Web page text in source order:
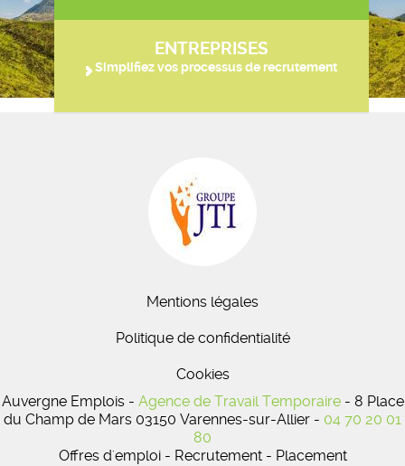
ENTREPRISES
Simplifiez vos processus de recrutement
Mentions légales
Politique de confidentialité
Cookies
Auvergne Emplois - Agence de Travail Temporaire- 8 Place
du Champ de Mars 03150 Varennes-sur-Allier - 04 70 20 01
80
Offres d'emploi - Recrutement - Placement